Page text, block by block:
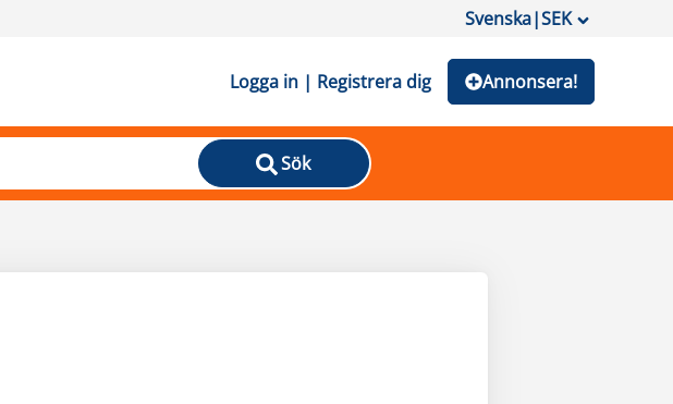
Svenska|SEK
Logga in | Registrera dig Annonsera!
Sök